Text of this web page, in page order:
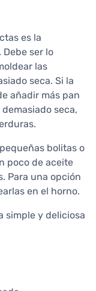
es la
ser lo
las
seca. Si la
añadir más pan
seca,
bolitas o
poco de aceite
Para una opción
en el horno.
simple y deliciosa